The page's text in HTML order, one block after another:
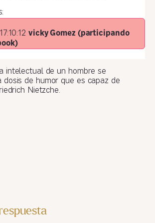
vicky Gomez (participando
intelectual de un hombre se
dosis de humor que es capaz de
Nietzche.